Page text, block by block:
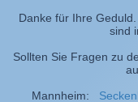
Danke für Ihre
sind
Sollten Sie Fragen zu
Mannheim: